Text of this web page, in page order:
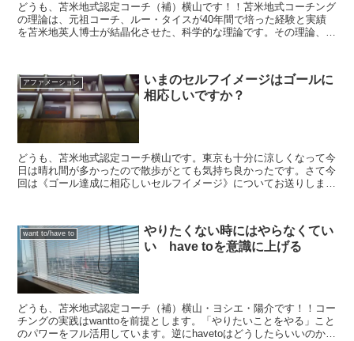
どうも、苫米地式認定コーチ（補）横山です！！苫米地式コーチング
の理論は、元祖コーチ、ルー・タイスが40年間で培った経験と実績
を苫米地英人博士が結晶化させた、科学的な理論です。その理論、ま
アファメーション
いまのセルフイメージはゴールに
相応しいですか？
どうも、苫米地式認定コーチ横山です。東京も十分に涼しくなって今
日は晴れ間が多かったので散歩がとても気持ち良かったです。さて今
回は《ゴール達成に相応しいセルフイメージ》についてお送りしま
want to/have to
やりたくない時にはやらなくてい
い have toを意識に上げる
どうも、苫米地式認定コーチ（補）横山・ヨシエ・陽介です！！コー
チングの実践はwanttoを前提とします。「やりたいことをやる」こと
のパワーをフル活用しています。逆にhavetoはどうしたらいいのか、